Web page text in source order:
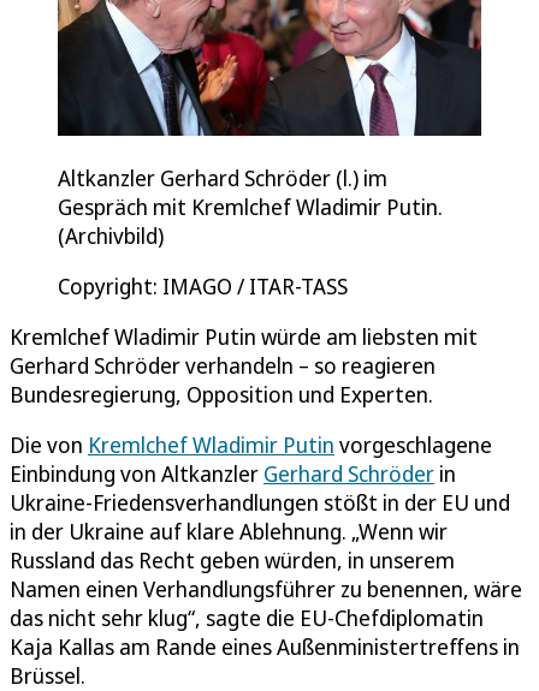
Altkanzler Gerhard Schröder (l.) im
Gespräch mit Kremlchef Wladimir Putin.
(Archivbild)
Copyright: IMAGO / ITAR-TASS
Kremlchef Wladimir Putin würde am liebsten mit
Gerhard Schröder verhandeln – so reagieren
Bundesregierung, Opposition und Experten.
Die von Kremlchef Wladimir Putin vorgeschlagene
Einbindung von Altkanzler Gerhard Schröder in
Ukraine-Friedensverhandlungen stößt in der EU und
in der Ukraine auf klare Ablehnung. „Wenn wir
Russland das Recht geben würden, in unserem
Namen einen Verhandlungsführer zu benennen, wäre
das nicht sehr klug“, sagte die EU-Chefdiplomatin
Kaja Kallas am Rande eines Außenministertreffens in
Brüssel.